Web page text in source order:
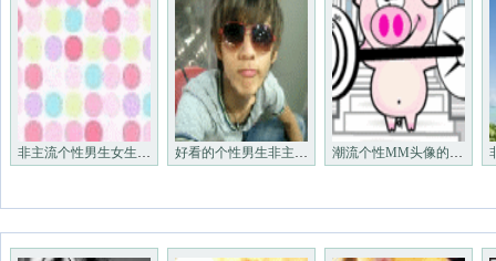
非主流个性男生女生QQ闪动头像_QQ头像 好看的个性男生非主流闪图_非主流闪图 潮流个性MM头像的闪图_QQ个性闪闪头像